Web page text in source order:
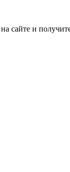
сайте и